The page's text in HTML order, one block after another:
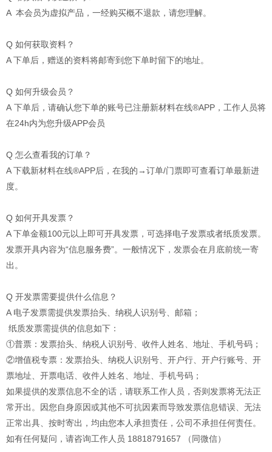
A 本会员为虚拟产品，一经购买概不退款，请您理解。
Q 如何获取资料？
A 下单后，赠送的资料将邮寄到您下单时留下的地址。
Q 如何升级会员？
A 下单后，请确认您下单的账号已注册新材料在线®APP，工作人员将
在24h内为您升级APP会员
Q 怎么查看我的订单？
A 下载新材料在线®APP后，在我的→订单/门票即可查看订单最新进
度。
Q 如何开具发票？
A 下单金额100元以上即可开具发票，可选择电子发票或者纸质发票。
发票开具内容为“信息服务费”。一般情况下，发票会在月底前统一寄
出。
Q 开发票需要提供什么信息？
A 电子发票需提供发票抬头、纳税人识别号、邮箱；
纸质发票需提供的信息如下：
①普票：发票抬头、纳税人识别号、收件人姓名、地址、手机号码；
②增值税专票：发票抬头、纳税人识别号、开户行、开户行账号、开
票地址、开票电话、收件人姓名、地址、手机号码；
如果提供的发票信息不全的话，请联系工作人员，否则发票将无法正
常开出。
因您自身原因或其他不可抗因素而导致发票信息错误、无法
正常出具、按时寄出，均由您本人承担责任，公司不承担任何责任。
如有任何疑问，请咨询工作人员 18818791657 （同微信）